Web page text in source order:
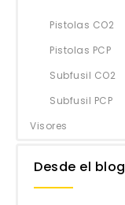
Pistolas CO2
Pistolas PCP
Subfusil CO2
Subfusil PCP
Visores
Desde el blog